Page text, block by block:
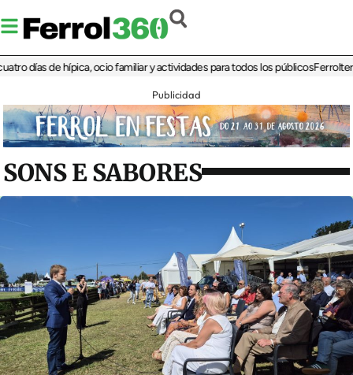
de hípica, ocio familiar y actividades para todos los públicosFerrolterra
Publicidad
SONS E SABORES